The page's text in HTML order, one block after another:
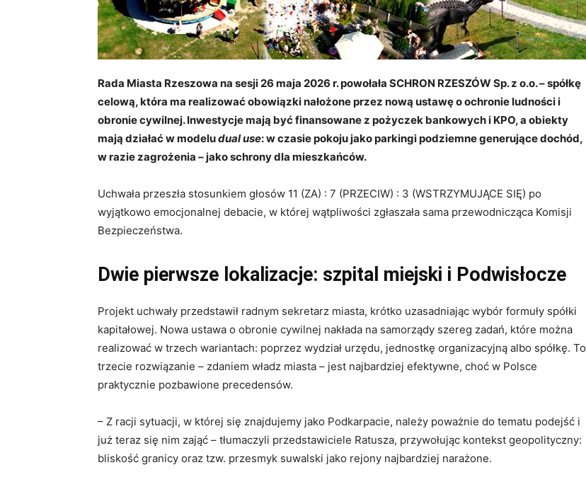
Rada Miasta Rzeszowa na sesji 26 maja 2026 r. powołała SCHRON RZESZÓW Sp. z o.o. – spółkę
celową, która ma realizować obowiązki nałożone przez nową ustawę o ochronie ludności i
obronie cywilnej. Inwestycje mają być finansowane z pożyczek bankowych i KPO, a obiekty
mają działać w modeludual use: w czasie pokoju jako parkingi podziemne generujące dochód,
w razie zagrożenia – jako schrony dla mieszkańców.
Uchwała przeszła stosunkiem głosów 11 (ZA) : 7 (PRZECIW) : 3 (WSTRZYMUJĄCE SIĘ) po
wyjątkowo emocjonalnej debacie, w której wątpliwości zgłaszała sama przewodnicząca Komisji
Bezpieczeństwa.
Dwie pierwsze lokalizacje: szpital miejski i Podwisłocze
Projekt uchwały przedstawił radnym sekretarz miasta, krótko uzasadniając wybór formuły spółki
kapitałowej. Nowa ustawa o obronie cywilnej nakłada na samorządy szereg zadań, które można
realizować w trzech wariantach: poprzez wydział urzędu, jednostkę organizacyjną albo spółkę. To
trzecie rozwiązanie – zdaniem władz miasta – jest najbardziej efektywne, choć w Polsce
praktycznie pozbawione precedensów.
– Z racji sytuacji, w której się znajdujemy jako Podkarpacie, należy poważnie do tematu podejść i
już teraz się nim zająć – tłumaczyli przedstawiciele Ratusza, przywołując kontekst geopolityczny:
bliskość granicy oraz tzw. przesmyk suwalski jako rejony najbardziej narażone.